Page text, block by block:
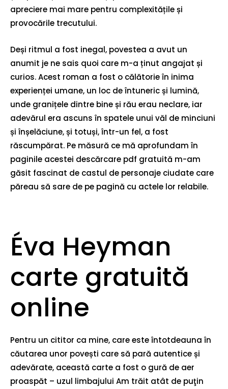
apreciere mai mare pentru complexitățile și
provocările trecutului.
Deși ritmul a fost inegal, povestea a avut un
anumit je ne sais quoi care m-a ținut angajat și
curios. Acest roman a fost o călătorie în inima
experienței umane, un loc de întuneric și lumină,
unde granițele dintre bine și rău erau neclare, iar
adevărul era ascuns în spatele unui văl de minciuni
și înșelăciune, și totuși, într-un fel, a fost
răscumpărat. Pe măsură ce mă aprofundam în
paginile acestei descărcare pdf gratuită m-am
găsit fascinat de castul de personaje ciudate care
păreau să sare de pe pagină cu actele lor relabile.
Éva Heyman
carte gratuită
online
Pentru un cititor ca mine, care este întotdeauna în
căutarea unor povești care să pară autentice și
adevărate, această carte a fost o gură de aer
proaspăt – uzul limbajului Am trăit atât de puţin